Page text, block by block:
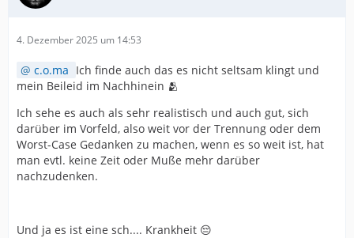
4. Dezember 2025 um 14:53
c.o.ma Ich finde auch das es nicht seltsam klingt und
mein Beileid im Nachhinein 🫂
Ich sehe es auch als sehr realistisch und auch gut, sich
darüber im Vorfeld, also weit vor der Trennung oder dem
Worst-Case Gedanken zu machen, wenn es so weit ist, hat
man evtl. keine Zeit oder Muße mehr darüber
nachzudenken.
Und ja es ist eine sch.... Krankheit 😔